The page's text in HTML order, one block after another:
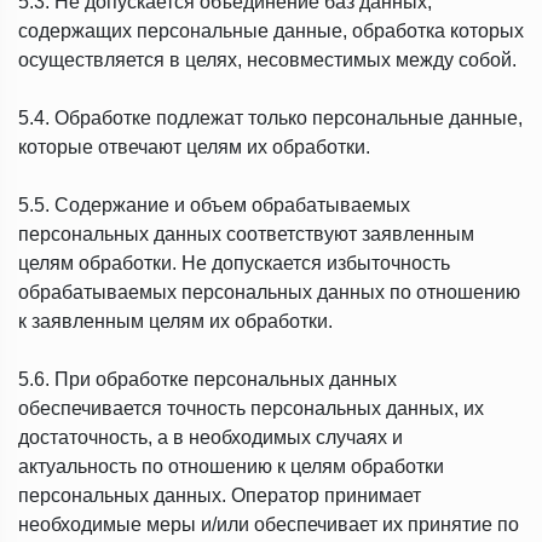
содержащих персональные данные, обработка которых
осуществляется в целях, несовместимых между собой.
5.4. Обработке подлежат только персональные данные,
которые отвечают целям их обработки.
5.5. Содержание и объем обрабатываемых
персональных данных соответствуют заявленным
целям обработки. Не допускается избыточность
обрабатываемых персональных данных по отношению
к заявленным целям их обработки.
5.6. При обработке персональных данных
обеспечивается точность персональных данных, их
достаточность, а в необходимых случаях и
актуальность по отношению к целям обработки
персональных данных. Оператор принимает
необходимые меры и/или обеспечивает их принятие по